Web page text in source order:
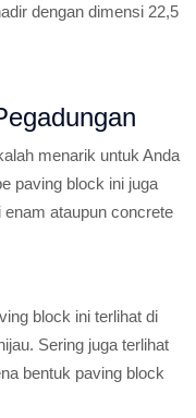
dengan dimensi 22,5
menarik untuk Anda
paving block ini juga
ataupun concrete
block ini terlihat di
Sering juga terlihat
bentuk paving block